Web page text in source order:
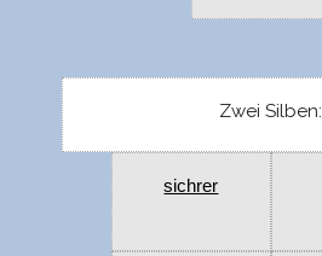
Zwei Silben:
sichrer